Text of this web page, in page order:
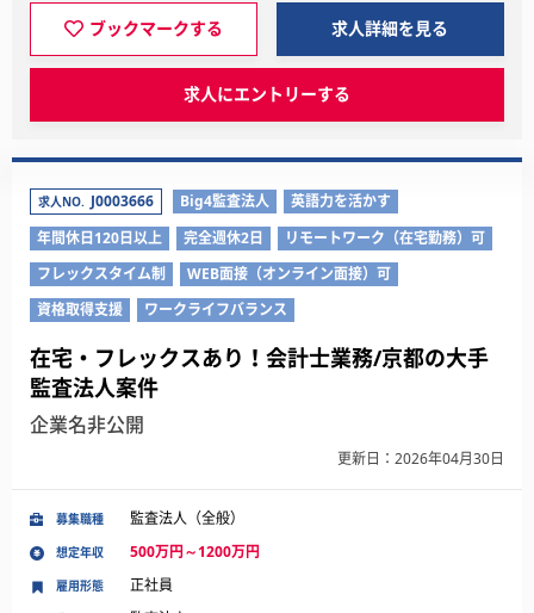
ブックマークする 求人詳細を見る
求人にエントリーする
求人NO. J0003666 Big4監査法人
英語力を活かす
年間休日120日以上
完全週休2日
リモートワーク（在宅勤務）可
フレックスタイム制
WEB面接（オンライン面接）可
資格取得支援
ワークライフバランス
在宅・フレックスあり！会計士業務/京都の大手
監査法人案件
企業名非公開
更新日：2026年04月30日
募集職種 監査法人（全般）
想定年収 500万円～1200万円
雇用形態 正社員